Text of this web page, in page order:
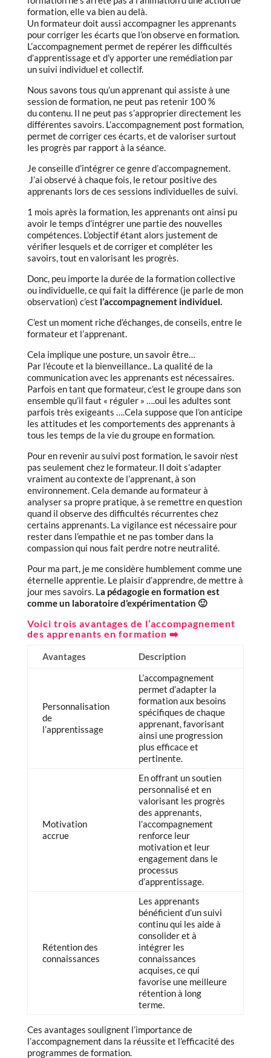
formation, elle va bien au delà.
Un formateur doit aussi accompagner les apprenants
pour corriger les écarts que l’on observe en formation.
L’accompagnement permet de repérer les difficultés
d’apprentissage et d’y apporter une remédiation par
un suivi individuel et collectif.
Nous savons tous qu’un apprenant qui assiste à une
session de formation, ne peut pas retenir 100 %
du contenu. Il ne peut pas s’approprier directement les
différentes savoirs. L’accompagnement post formation,
permet de corriger ces écarts, et de valoriser surtout
les progrès par rapport à la séance.
Je conseille d’intégrer ce genre d’accompagnement.
J’ai observé à chaque fois, le retour positive des
apprenants lors de ces sessions individuelles de suivi.
1 mois après la formation, les apprenants ont ainsi pu
avoir le temps d’intégrer une partie des nouvelles
compétences. L’objectif étant alors justement de
vérifier lesquels et de corriger et compléter les
savoirs, tout en valorisant les progrès.
Donc, peu importe la durée de la formation collective
ou individuelle, ce qui fait la différence (je parle de mon
observation) c’est l’accompagnement individuel.
C’est un moment riche d’échanges, de conseils, entre le
formateur et l’apprenant.
Cela implique une posture, un savoir être…
Par l’écoute et la bienveillance.. La qualité de la
communication avec les apprenants est nécessaires.
Parfois en tant que formateur, c’est le groupe dans son
ensemble qu’il faut « réguler » ….oui les adultes sont
parfois très exigeants ….Cela suppose que l’on anticipe
les attitudes et les comportements des apprenants à
tous les temps de la vie du groupe en formation.
Pour en revenir au suivi post formation, le savoir n’est
pas seulement chez le formateur. Il doit s’adapter
vraiment au contexte de l’apprenant, à son
environnement. Cela demande au formateur à
analyser sa propre pratique, à se remettre en question
quand il observe des difficultés récurrentes chez
certains apprenants. La vigilance est nécessaire pour
rester dans l’empathie et ne pas tomber dans la
compassion qui nous fait perdre notre neutralité.
Pour ma part, je me considère humblement comme une
éternelle apprentie. Le plaisir d’apprendre, de mettre à
jour mes savoirs. La pédagogie en formation est
comme un laboratoire d’expérimentation 🙂
Voici trois avantages de l’accompagnement
des apprenants en formation ➡️
Avantages Description
Personnalisation
de
l’apprentissage
L’accompagnement
permet d’adapter la
formation aux besoins
spécifiques de chaque
apprenant, favorisant
ainsi une progression
plus efficace et
pertinente.
Motivation
accrue
En offrant un soutien
personnalisé et en
valorisant les progrès
des apprenants,
l’accompagnement
renforce leur
motivation et leur
engagement dans le
processus
d’apprentissage.
Rétention des
connaissances
Les apprenants
bénéficient d’un suivi
continu qui les aide à
consolider et à
intégrer les
connaissances
acquises, ce qui
favorise une meilleure
rétention à long
terme.
Ces avantages soulignent l’importance de
l’accompagnement dans la réussite et l’efficacité des
programmes de formation.